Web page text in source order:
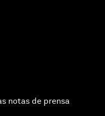
notas de prensa